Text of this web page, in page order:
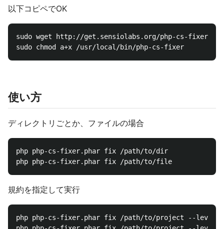
以下コピペでOK
sudo wget http://get.sensiolabs.org/php-cs-
使い方
ディレクトリごとか、ファイルの場合
php php-cs-fixer.phar fix /path/to/dir
規約を指定して実行
php php-cs-fixer.phar fix /path/to/project --